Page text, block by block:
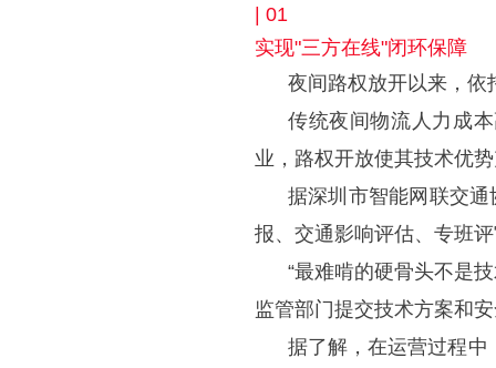
| 01
实现"三方在线"闭环保障
夜间路权放开以来，依
传统夜间物流人力成
业，路权开放使其技术优
据深圳市智能网联交
报、交通影响评估、专班
“最难啃的硬骨头不是
监管部门提交技术方案和
据了解，在运营过程